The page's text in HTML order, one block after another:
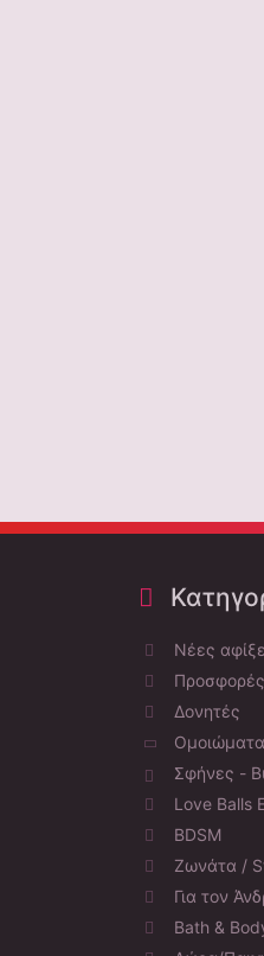
Νέες
Προσφορές
Δονητές
Ομοιώματα
Σφήνες -
Love Balls
BDSM
Ζωνάτα /
Για τον
Bath &